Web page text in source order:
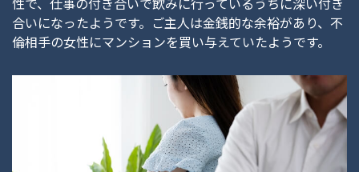
合いになったようです。ご主人は金銭的な余裕があり、不
倫相手の女性にマンションを買い与えていたようです。